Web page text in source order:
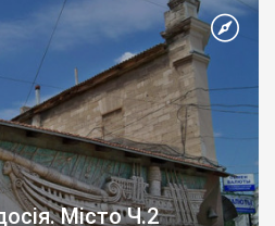
Місто Ч.2